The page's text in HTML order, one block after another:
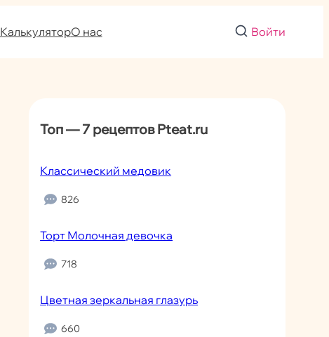
КалькуляторО нас Войти
Топ — 7 рецептов Pteat.ru
Классический медовик
826
Торт Молочная девочка
718
Цветная зеркальная глазурь
660